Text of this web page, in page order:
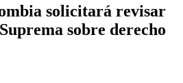
solicitará revisar
sobre derecho